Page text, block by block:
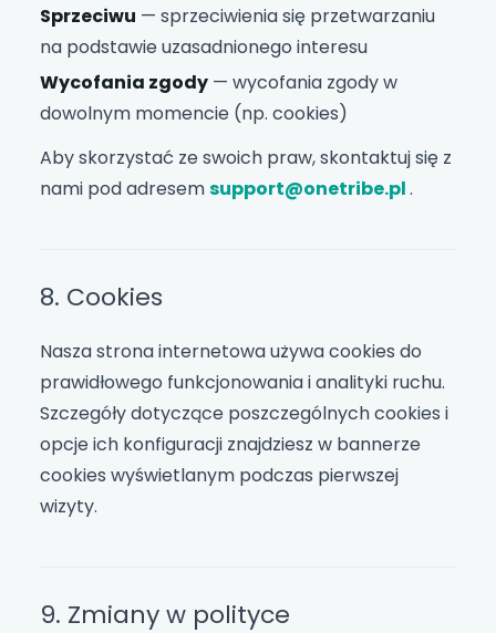
Sprzeciwu — sprzeciwienia się przetwarzaniu
na podstawie uzasadnionego interesu
Wycofania zgody — wycofania zgody w
dowolnym momencie (np. cookies)
Aby skorzystać ze swoich praw, skontaktuj się z
nami pod adresemsupport@onetribe.pl.
8. Cookies
Nasza strona internetowa używa cookies do
prawidłowego funkcjonowania i analityki ruchu.
Szczegóły dotyczące poszczególnych cookies i
opcje ich konfiguracji znajdziesz w bannerze
cookies wyświetlanym podczas pierwszej
wizyty.
9. Zmiany w polityce